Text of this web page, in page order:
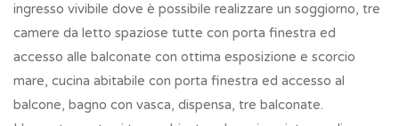
ingresso vivibile dove è possibile realizzare un soggiorno, tre
camere da letto spaziose tutte con porta finestra ed
accesso alle balconate con ottima esposizione e scorcio
mare, cucina abitabile con porta finestra ed accesso al
balcone, bagno con vasca, dispensa, tre balconate.